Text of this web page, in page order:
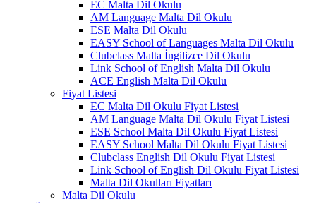
EC Malta Dil Okulu
AM Language Malta Dil Okulu
ESE Malta Dil Okulu
EASY School of Languages Malta Dil Okulu
Clubclass Malta İngilizce Dil Okulu
Link School of English Malta Dil Okulu
ACE English Malta Dil Okulu
Fiyat Listesi
EC Malta Dil Okulu Fiyat Listesi
AM Language Malta Dil Okulu Fiyat Listesi
ESE School Malta Dil Okulu Fiyat Listesi
EASY School Malta Dil Okulu Fiyat Listesi
Clubclass English Dil Okulu Fiyat Listesi
Link School of English Dil Okulu Fiyat Listesi
Malta Dil Okulları Fiyatları
Malta Dil Okulu